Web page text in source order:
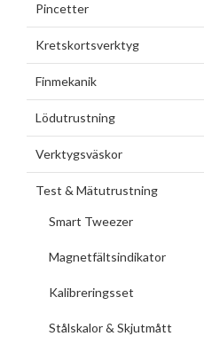
Pincetter
Kretskortsverktyg
Finmekanik
Lödutrustning
Verktygsväskor
Test & Mätutrustning
Smart Tweezer
Magnetfältsindikator
Kalibreringsset
Stålskalor & Skjutmått